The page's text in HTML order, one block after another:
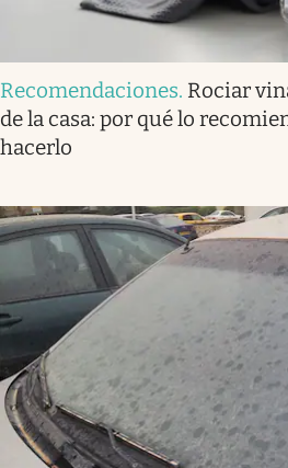
Recomendaciones. Rociar
de la casa: por qué lo
hacerlo